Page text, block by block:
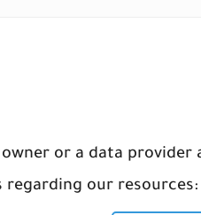
or a data
regarding our resources: